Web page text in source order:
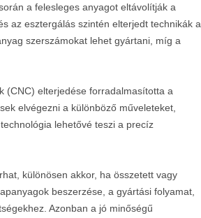
a felesleges anyagot eltávolítják a
az esztergálás szintén elterjedt technikák a
szerszámokat lehet gyártani, míg a
(CNC) elterjedése forradalmasította a
elvégezni a különböző műveleteket,
lehetővé teszi a precíz
különösen akkor, ha összetett vagy
beszerzése, a gyártási folyamat,
Azonban a jó minőségű